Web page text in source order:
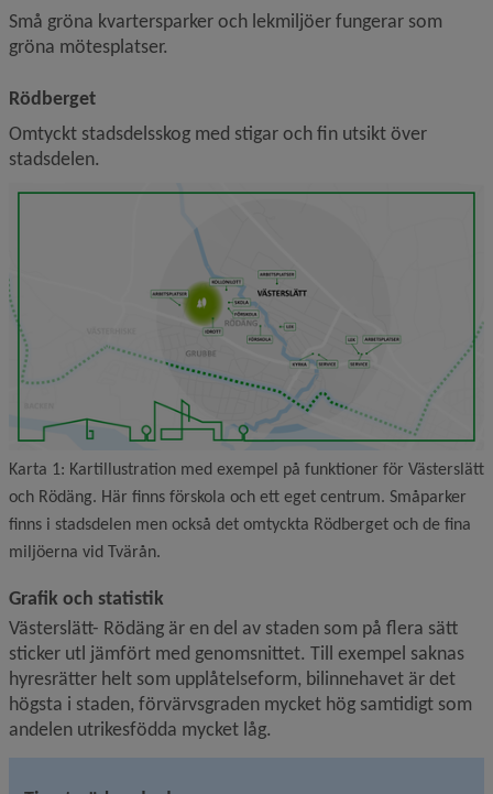
Små gröna kvartersparker och lekmiljöer fungerar som
gröna mötesplatser.
Rödberget
Omtyckt stadsdelsskog med stigar och fin utsikt över
stadsdelen.
Karta 1: Kartillustration med exempel på funktioner för Västerslätt
och Rödäng. Här finns förskola och ett eget centrum. Småparker
finns i stadsdelen men också det omtyckta Rödberget och de fina
miljöerna vid Tvärån.
Grafik och statistik
Västerslätt- Rödäng är en del av staden som på flera sätt
sticker utl jämfört med genomsnittet. Till exempel saknas
hyresrätter helt som upplåtelseform, bilinnehavet är det
högsta i staden, förvärvsgraden mycket hög samtidigt som
andelen utrikesfödda mycket låg.